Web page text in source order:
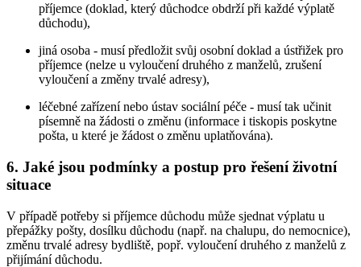
příjemce (doklad, který důchodce obdrží při každé výplatě
důchodu),
jiná osoba - musí předložit svůj osobní doklad a ústřižek pro
příjemce (nelze u vyloučení druhého z manželů, zrušení
vyloučení a změny trvalé adresy),
léčebné zařízení nebo ústav sociální péče - musí tak učinit
písemně na žádosti o změnu (informace i tiskopis poskytne
pošta, u které je žádost o změnu uplatňována).
6. Jaké jsou podmínky a postup pro řešení životní
situace
V případě potřeby si příjemce důchodu může sjednat výplatu u
přepážky pošty, dosílku důchodu (např. na chalupu, do nemocnice),
změnu trvalé adresy bydliště, popř. vyloučení druhého z manželů z
přijímání důchodu.